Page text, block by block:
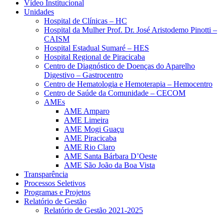
Vídeo Institucional
Unidades
Hospital de Clínicas – HC
Hospital da Mulher Prof. Dr. José Aristodemo Pinotti –
CAISM
Hospital Estadual Sumaré – HES
Hospital Regional de Piracicaba
Centro de Diagnóstico de Doenças do Aparelho
Digestivo – Gastrocentro
Centro de Hematologia e Hemoterapia – Hemocentro
Centro de Saúde da Comunidade – CECOM
AMEs
AME Amparo
AME Limeira
AME Mogi Guaçu
AME Piracicaba
AME Rio Claro
AME Santa Bárbara D’Oeste
AME São João da Boa Vista
Transparência
Processos Seletivos
Programas e Projetos
Relatório de Gestão
Relatório de Gestão 2021-2025